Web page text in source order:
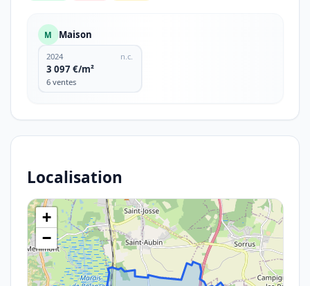
M Maison
2024 n.c.
3 097 €/m²
6 ventes
Localisation
+
−